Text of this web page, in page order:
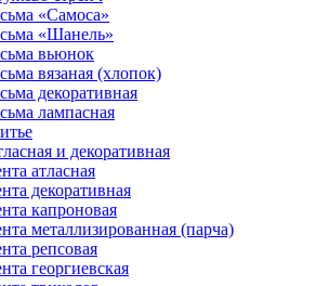
«Самоса»
«Шанель»
вьюнок
вязаная (хлопок)
декоративная
лампасная
и декоративная
атласная
декоративная
капроновая
металлизированная (парча)
репсовая
георгиевская